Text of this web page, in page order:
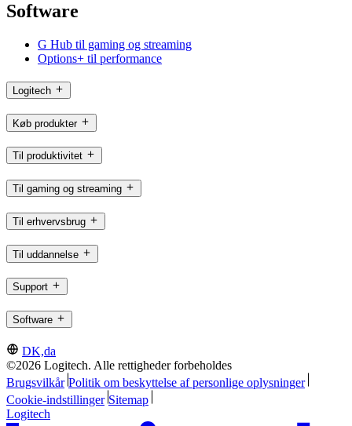
Software
G Hub til gaming og streaming
Options+ til performance
Logitech
Køb produkter
Til produktivitet
Til gaming og streaming
Til erhvervsbrug
Til uddannelse
Support
Software
DK,da
©2026 Logitech. Alle rettigheder forbeholdes
Brugsvilkår Politik om beskyttelse af personlige oplysninger
Cookie-indstillinger Sitemap
Logitech